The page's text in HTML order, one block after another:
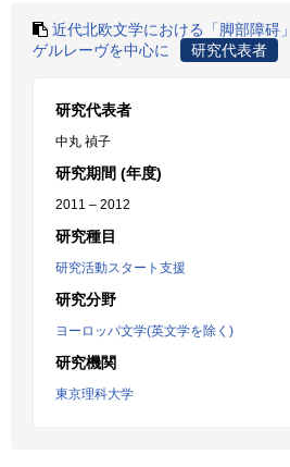
近代北欧文学における「脚部障碍
ゲルレーヴを中心に
研究代表者
研究代表者
中丸 禎子
研究期間 (年度)
2011 – 2012
研究種目
研究活動スタート支援
研究分野
ヨーロッパ文学(英文学を除く)
研究機関
東京理科大学